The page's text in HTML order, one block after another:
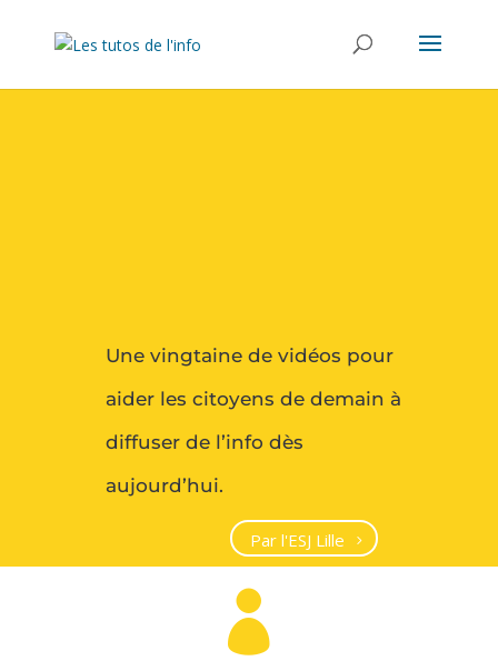
Une vingtaine de vidéos pour
aider les citoyens de demain à
diffuser de l’info dès
aujourd’hui.
Par l'ESJ Lille
